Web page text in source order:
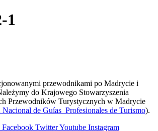
1
przewodnikami po Madrycie i
do Krajowego Stowarzyszenia
Przewodników Turystycznych w Madrycie
de Guías Profesionales de Turismo).
Facebook TwitterYoutube Instagram